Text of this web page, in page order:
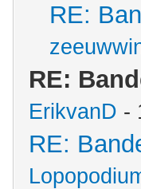
RE:
RE:
ErikvanD -
RE: